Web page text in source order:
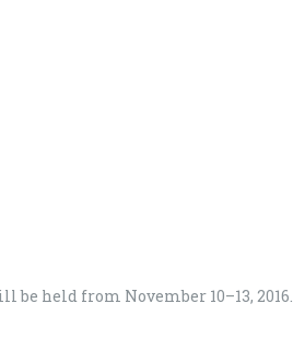
held from November 10–13, 2016.